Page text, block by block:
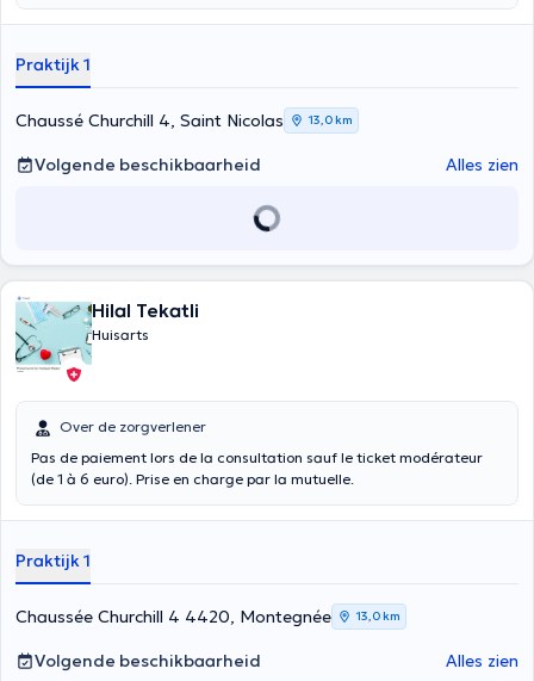
Praktijk 1
Chaussé Churchill 4, Saint Nicolas 13,0 km
Volgende beschikbaarheid Alles zien
Hilal Tekatli
Huisarts
Over de zorgverlener
Pas de paiement lors de la consultation sauf le ticket modérateur
(de 1 à 6 euro). Prise en charge par la mutuelle.
Praktijk 1
Chaussée Churchill 4 4420, Montegnée 13,0 km
Volgende beschikbaarheid Alles zien